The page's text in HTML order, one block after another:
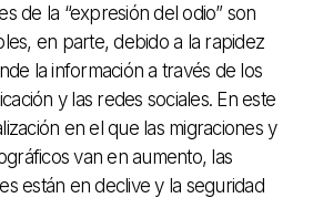
de la “expresión del odio” son
en parte, debido a la rapidez
la información a través de los
y las redes sociales. En este
en el que las migraciones y
van en aumento, las
están en declive y la seguridad